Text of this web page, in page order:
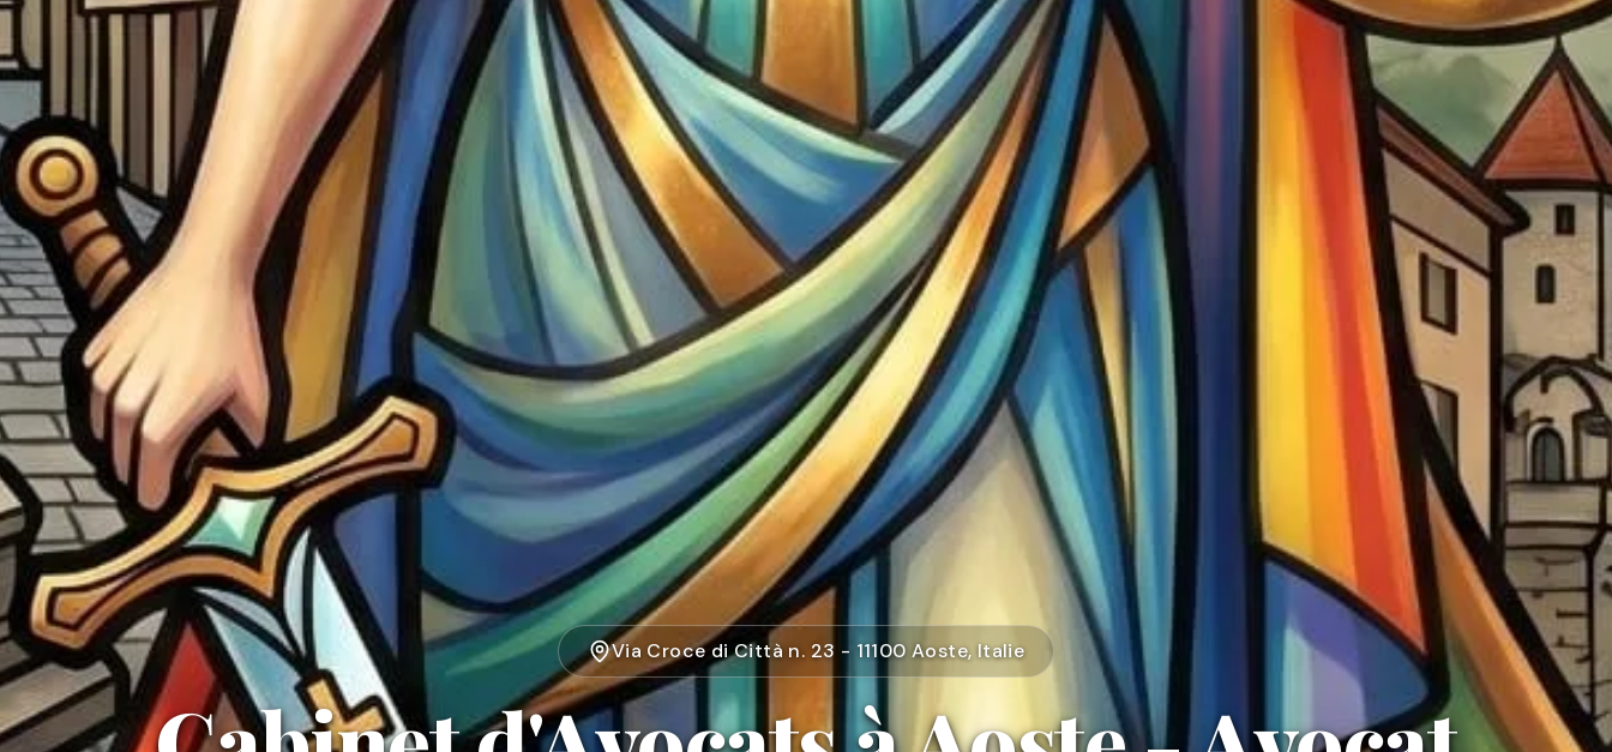
Via Croce di Città n. 23 - 11100 Aoste, Italie